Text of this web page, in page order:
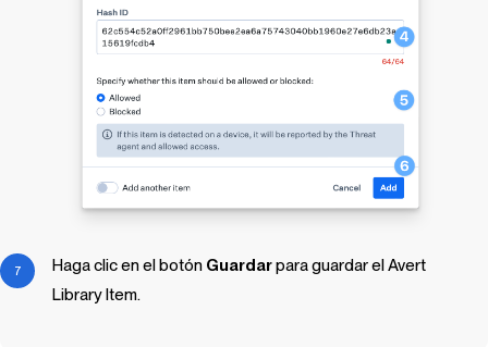
Haga clic en el botón Guardarpara guardar elAvert
Library Item.